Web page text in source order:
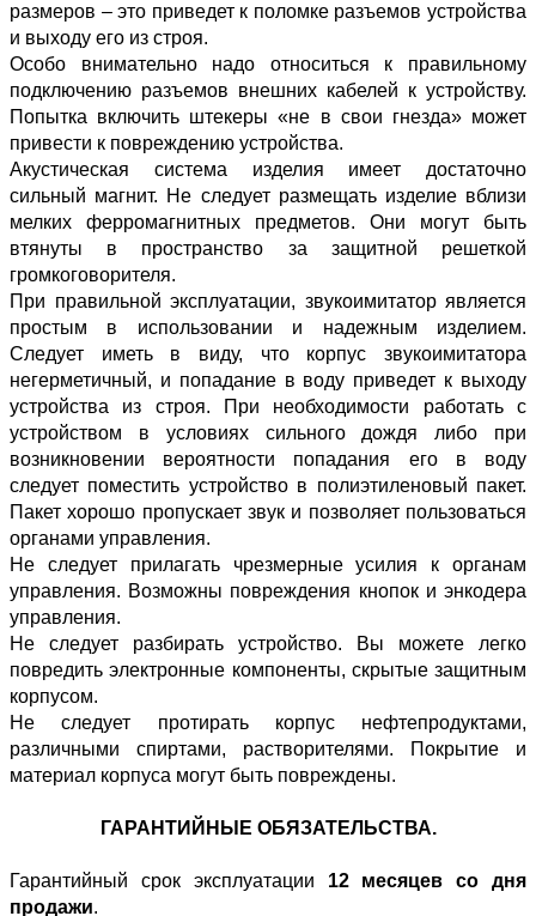
размеров – это приведет к поломке разъемов устройства
и выходу его из строя.
Особо внимательно надо относиться к правильному
подключению разъемов внешних кабелей к устройству.
Попытка включить штекеры «не в свои гнезда» может
привести к повреждению устройства.
Акустическая система изделия имеет достаточно
сильный магнит. Не следует размещать изделие вблизи
мелких ферромагнитных предметов. Они могут быть
втянуты в пространство за защитной решеткой
громкоговорителя.
При правильной эксплуатации, звукоимитатор является
простым в использовании и надежным изделием.
Следует иметь в виду, что корпус звукоимитатора
негерметичный, и попадание в воду приведет к выходу
устройства из строя. При необходимости работать с
устройством в условиях сильного дождя либо при
возникновении вероятности попадания его в воду
следует поместить устройство в полиэтиленовый пакет.
Пакет хорошо пропускает звук и позволяет пользоваться
органами управления.
Не следует прилагать чрезмерные усилия к органам
управления. Возможны повреждения кнопок и энкодера
управления.
Не следует разбирать устройство. Вы можете легко
повредить электронные компоненты, скрытые защитным
корпусом.
Не следует протирать корпус нефтепродуктами,
различными спиртами, растворителями. Покрытие и
материал корпуса могут быть повреждены.
ГАРАНТИЙНЫЕ ОБЯЗАТЕЛЬСТВА.
Гарантийный срок эксплуатации 12 месяцев со дня
продажи.